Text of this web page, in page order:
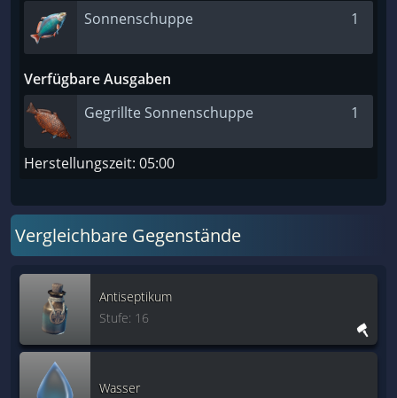
Sonnenschuppe
1
Verfügbare Ausgaben
Gegrillte Sonnenschuppe
1
Herstellungszeit: 05:00
Vergleichbare Gegenstände
Antiseptikum
Stufe: 16
Wasser